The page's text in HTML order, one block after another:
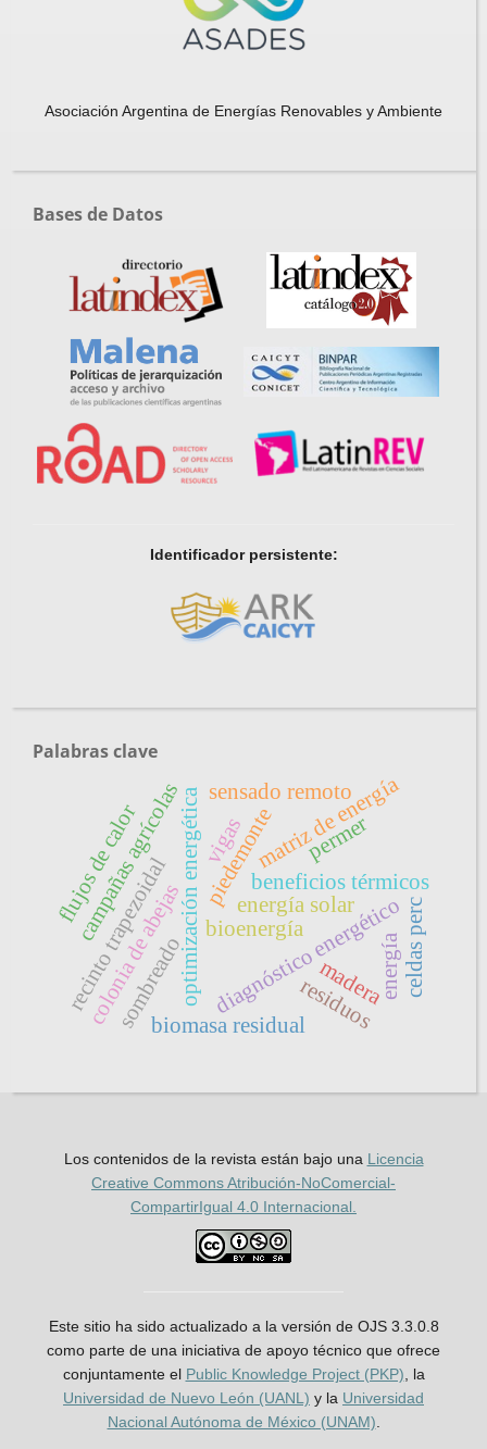
Asociación Argentina de Energías Renovables y Ambiente
Bases de Datos
Identificador persistente:
Palabras clave
piedemontebeneficios térmicos
optimización energética
colonia de abejas diagnóstico energético
matriz de energía
recinto trapezoidal bioenergía
campañas agrícolas
biomasa residual
flujos de calor permer
sensado remoto
energía solar celdas perc
residuos
madera
vigas
energía
sombreado
Los contenidos de la revista están bajo una Licencia
Creative Commons Atribución-NoComercial-
CompartirIgual 4.0 Internacional.
Este sitio ha sido actualizado a la versión de OJS 3.3.0.8
como parte de una iniciativa de apoyo técnico que ofrece
conjuntamente el Public Knowledge Project (PKP) , la
Universidad de Nuevo León (UANL) y la Universidad
Nacional Autónoma de México (UNAM)